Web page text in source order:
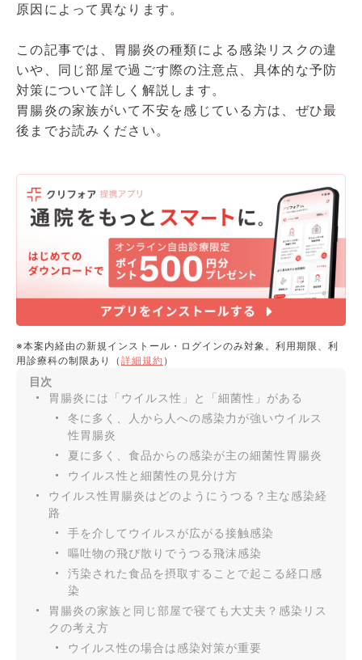
原因によって異なります。
この記事では、胃腸炎の種類による感染リスクの違
いや、同じ部屋で過ごす際の注意点、具体的な予防
対策について詳しく解説します。
胃腸炎の家族がいて不安を感じている方は、ぜひ最
後までお読みください。
※本案内経由の新規インストール・ログインのみ対象。利用期限、利
用診療科の制限あり（ 詳細規約 ）
目次
胃腸炎には「ウイルス性」と「細菌性」がある
冬に多く、人から人への感染力が強いウイルス
性胃腸炎
夏に多く、食品からの感染が主の細菌性胃腸炎
ウイルス性と細菌性の見分け方
ウイルス性胃腸炎はどのようにうつる？主な感染経
路
手を介してウイルスが広がる接触感染
嘔吐物の飛び散りでうつる飛沫感染
汚染された食品を摂取することで起こる経口感
染
胃腸炎の家族と同じ部屋で寝ても大丈夫？感染リス
クの考え方
ウイルス性の場合は感染対策が重要